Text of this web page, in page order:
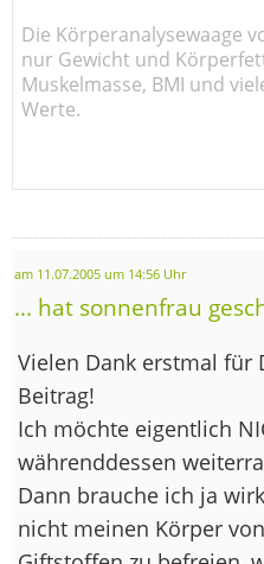
Die Körperanalysewaage
nur Gewicht und
Muskelmasse, BMI und
Werte.
am 11.07.2005 um 14:56 Uhr
... hat sonnenfrau
Vielen Dank erstmal für
Beitrag!
Ich möchte eigentlich
währenddessen
Dann brauche ich ja
nicht meinen Körper von